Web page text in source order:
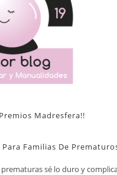
Madresfera!!
Familias De
sé lo duro y